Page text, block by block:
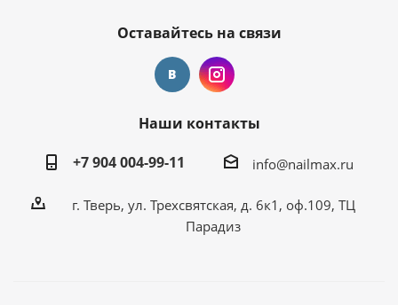
Оставайтесь на связи
Наши контакты
+7 904 004-99-11
info@nailmax.ru
г. Тверь, ул. Трехсвятская, д. 6к1, оф.109, ТЦ
Парадиз